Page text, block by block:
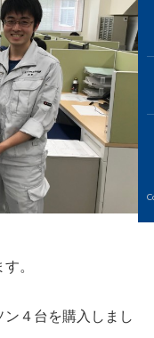
。
４台を購入しまし